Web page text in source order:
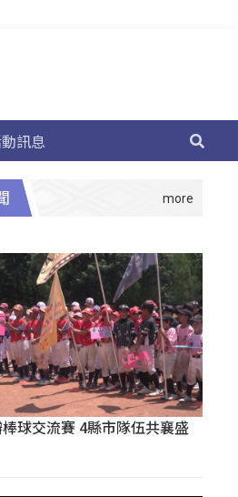
訊息
球交流賽 4縣市隊伍共襄盛